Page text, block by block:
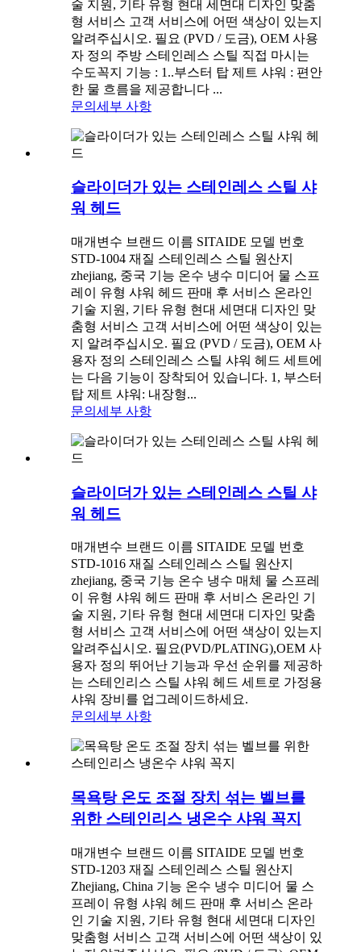
술 지원, 기타 유형 현대 세면대 디자인 맞춤
형 서비스 고객 서비스에 어떤 색상이 있는지
알려주십시오. 필요 (PVD / 도금), OEM 사용
자 정의 주방 스테인레스 스틸 직접 마시는
수도꼭지 기능 : 1..부스터 탑 제트 샤워 : 편안
한 물 흐름을 제공합니다 ...
문의 세부 사항
슬라이더가 있는 스테인레스 스틸 샤
워 헤드
매개변수 브랜드 이름 SITAIDE 모델 번호
STD-1004 재질 스테인레스 스틸 원산지
zhejiang, 중국 기능 온수 냉수 미디어 물 스프
레이 유형 샤워 헤드 판매 후 서비스 온라인
기술 지원, 기타 유형 현대 세면대 디자인 맞
춤형 서비스 고객 서비스에 어떤 색상이 있는
지 알려주십시오. 필요 (PVD / 도금), OEM 사
용자 정의 스테인레스 스틸 샤워 헤드 세트에
는 다음 기능이 장착되어 있습니다. 1, 부스터
탑 제트 샤워: 내장형...
문의 세부 사항
슬라이더가 있는 스테인레스 스틸 샤
워 헤드
매개변수 브랜드 이름 SITAIDE 모델 번호
STD-1016 재질 스테인레스 스틸 원산지
zhejiang, 중국 기능 온수 냉수 매체 물 스프레
이 유형 샤워 헤드 판매 후 서비스 온라인 기
술 지원, 기타 유형 현대 세면대 디자인 맞춤
형 서비스 고객 서비스에 어떤 색상이 있는지
알려주십시오. 필요(PVD/PLATING),OEM 사
용자 정의 뛰어난 기능과 ​​우선 순위를 제공하
는 스테인리스 스틸 샤워 헤드 세트로 가정용
샤워 장비를 업그레이드하세요.
문의 세부 사항
목욕탕 온도 조절 장치 섞는 벨브를
위한 스테인리스 냉온수 샤워 꼭지
매개변수 브랜드 이름 SITAIDE 모델 번호
STD-1203 재질 스테인레스 스틸 원산지
Zhejiang, China 기능 온수 냉수 미디어 물 스
프레이 유형 샤워 헤드 판매 후 서비스 온라
인 기술 지원, 기타 유형 현대 세면대 디자인
맞춤형 서비스 고객 서비스에 어떤 색상이 있